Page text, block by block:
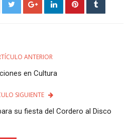
ANTERIOR
en Cultura
SIGUIENTE
su fiesta del Cordero al Disco